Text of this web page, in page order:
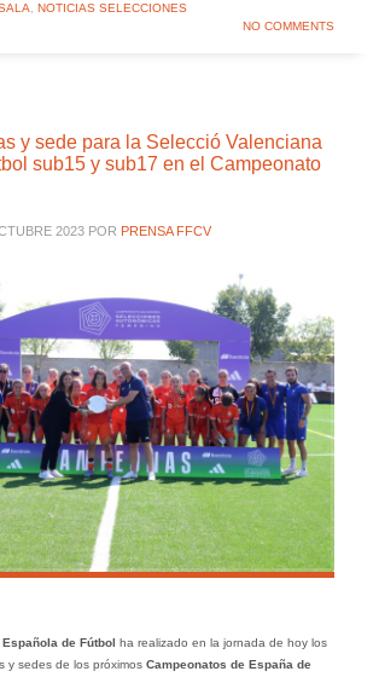
NOTICIAS SELECCIONES
NO COMMENTS
y sede para la Selecció Valenciana
sub15 y sub17 en el Campeonato
2023 POR PRENSA FFCV
de Fútbol ha realizado en la jornada de hoy los
y sedes de los próximos Campeonatos de España de